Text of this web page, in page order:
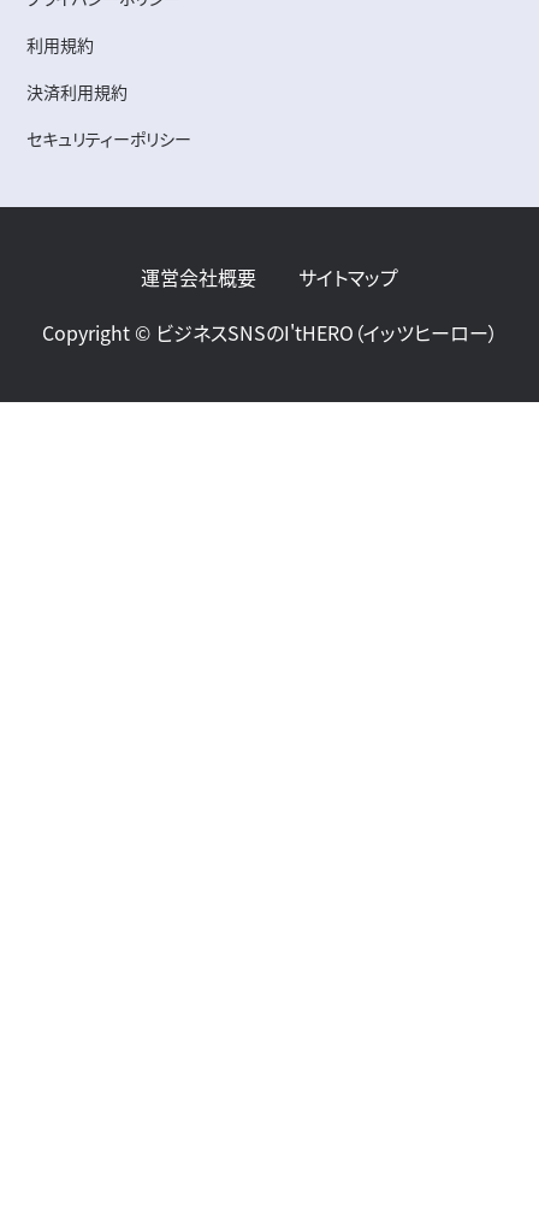
利用規約
決済利用規約
セキュリティーポリシー
運営会社概要
サイトマップ
Copyright © ビジネスSNSのI'tHERO（イッツヒーロー）